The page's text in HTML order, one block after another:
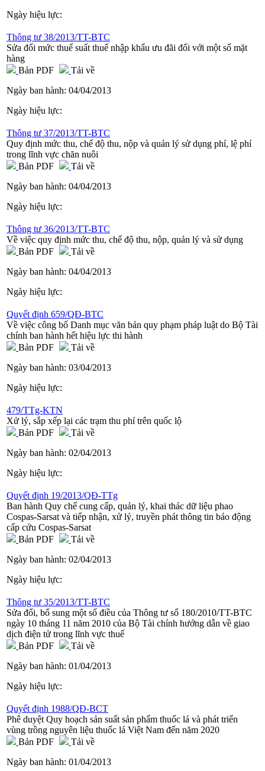
Ngày hiệu lực:
Thông tư 38/2013/TT-BTC
Sửa đổi mức thuế suất thuế nhập khẩu ưu đãi đối với một số mặt
hàng
Bản PDF
Tải về
Ngày ban hành: 04/04/2013
Ngày hiệu lực:
Thông tư 37/2013/TT-BTC
Quy định mức thu, chế độ thu, nộp và quản lý sử dụng phí, lệ phí
trong lĩnh vực chăn nuôi
Bản PDF
Tải về
Ngày ban hành: 04/04/2013
Ngày hiệu lực:
Thông tư 36/2013/TT-BTC
Về việc quy định mức thu, chế độ thu, nộp, quản lý và sử dụng
Bản PDF
Tải về
Ngày ban hành: 04/04/2013
Ngày hiệu lực:
Quyết định 659/QĐ-BTC
Về việc công bố Danh mục văn bản quy phạm pháp luật do Bộ Tài
chính ban hành hết hiệu lực thi hành
Bản PDF
Tải về
Ngày ban hành: 03/04/2013
Ngày hiệu lực:
479/TTg-KTN
Xử lý, sắp xếp lại các trạm thu phí trên quốc lộ
Bản PDF
Tải về
Ngày ban hành: 02/04/2013
Ngày hiệu lực:
Quyết định 19/2013/QĐ-TTg
Ban hành Quy chế cung cấp, quản lý, khai thác dữ liệu phao
Cospas-Sarsat và tiếp nhận, xử lý, truyền phát thông tin báo động
cấp cứu Cospas-Sarsat
Bản PDF
Tải về
Ngày ban hành: 02/04/2013
Ngày hiệu lực:
Thông tư 35/2013/TT-BTC
Sửa đổi, bổ sung một số điều của Thông tư số 180/2010/TT-BTC
ngày 10 tháng 11 năm 2010 của Bộ Tài chính hướng dẫn về giao
dịch điện tử trong lĩnh vực thuế
Bản PDF
Tải về
Ngày ban hành: 01/04/2013
Ngày hiệu lực:
Quyết định 1988/QĐ-BCT
Phê duyệt Quy hoạch sản suất sản phẩm thuốc lá và phát triển
vùng trồng nguyên liệu thuốc lá Việt Nam đến năm 2020
Bản PDF
Tải về
Ngày ban hành: 01/04/2013